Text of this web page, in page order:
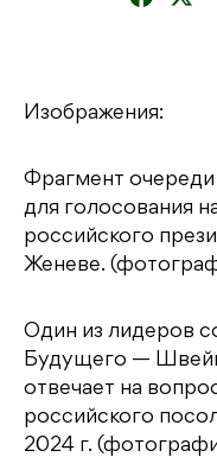
Изображения:
Фрагмент очереди
для голосования
российского
Женеве.
Один из лидеров
Будущего —
отвечает на
российского
2024 г.